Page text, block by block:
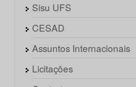
Sisu UFS
CESAD
Assuntos Internacionais
Licitações